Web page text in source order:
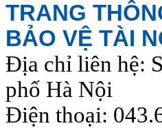
TRANG
BẢO VỆ TÀI
Địa chỉ liên hệ:
phố Hà Nội
Điện thoại: